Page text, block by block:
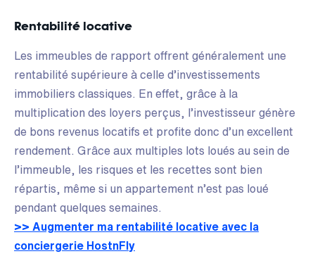
Rentabilité locative
Les immeubles de rapport offrent généralement une
rentabilité supérieure à celle d’investissements
immobiliers classiques. En effet, grâce à la
multiplication des loyers perçus, l’investisseur génère
de bons revenus locatifs et profite donc d’un excellent
rendement. Grâce aux multiples lots loués au sein de
l’immeuble, les risques et les recettes sont bien
répartis, même si un appartement n’est pas loué
pendant quelques semaines.
>> Augmenter ma rentabilité locative avec la
conciergerie HostnFly